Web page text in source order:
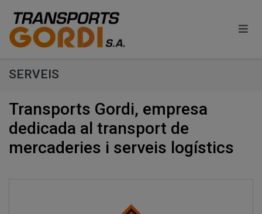
SERVEIS
Transports Gordi, empresa
dedicada al transport de
mercaderies i serveis logístics